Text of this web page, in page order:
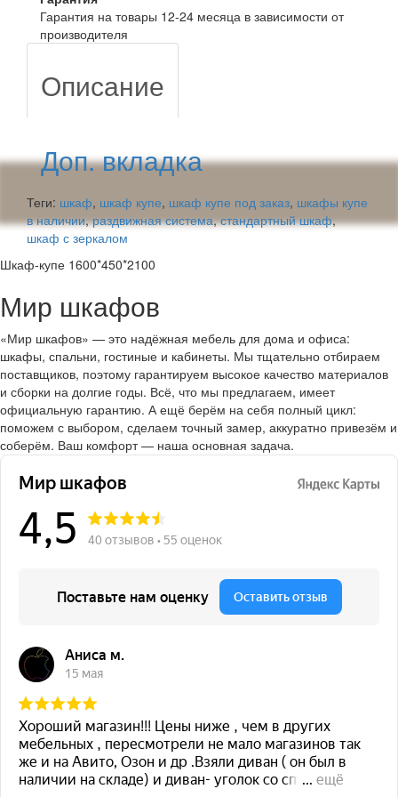
Гарантия на товары 12-24 месяца в зависимости от
производителя
Описание
Доп. вкладка
Теги: шкаф, шкаф купе, шкаф купе под заказ, шкафы купе
в наличии,раздвижная система,стандартный шкаф,
шкаф с зеркалом
Шкаф-купе 1600*450*2100
Мир шкафов
«Мир шкафов» — это надёжная мебель для дома и офиса:
шкафы, спальни, гостиные и кабинеты. Мы тщательно отбираем
поставщиков, поэтому гарантируем высокое качество материалов
и сборки на долгие годы. Всё, что мы предлагаем, имеет
официальную гарантию. А ещё берём на себя полный цикл:
поможем с выбором, сделаем точный замер, аккуратно привезём и
соберём. Ваш комфорт — наша основная задача.